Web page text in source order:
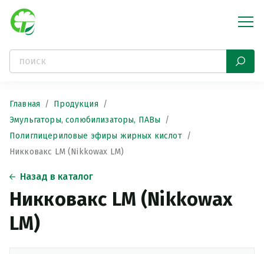
Главная
Продукция
Эмульгаторы, солюбилизаторы, ПАВы
Полиглицериловые эфиры жирных кислот
Никковакс LM (Nikkowax LM)
Назад в каталог
Никковакс LM (Nikkowax
LM)